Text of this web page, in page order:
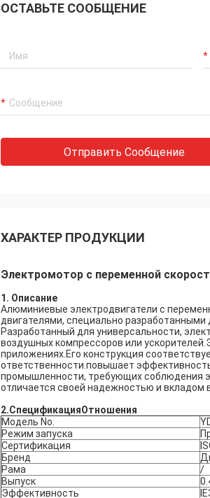
ОСТАВЬТЕ СООБЩЕНИЕ
Отправить Сообщение
ХАРАКТЕР ПРОДУКЦИИ
Электромотор с переменной
1. Описание
Алюминиевые электродвигатели с
двигателями, специально разработанными
Разработанный для универсальности,
воздушных компрессоров или
приложениях.Его конструкция
ответственности.повышает
промышленности, требующих соблюдения
отличается своей надежностью и вкладом
2.СпецификацияОтношения
Модель No.
Режим запуска
Сертификация
Бренд
Рама
/
Выпуск
Эффективность